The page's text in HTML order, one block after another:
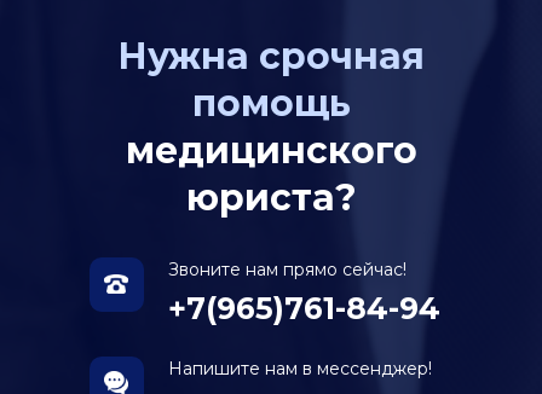
Нужна срочная
помощь
медицинского
юриста?
Звоните нам прямо сейчас!
+7(965)761-84-94
Напишите нам в мессенджер!